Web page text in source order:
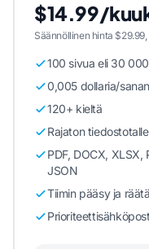
$14.99/
Säännöllinen hinta
100 sivua eli 30
0,005 dollaria/
120+ kieltä
Rajaton
PDF, DOCX, XLSX,
JSON
Tiimin pääsy ja